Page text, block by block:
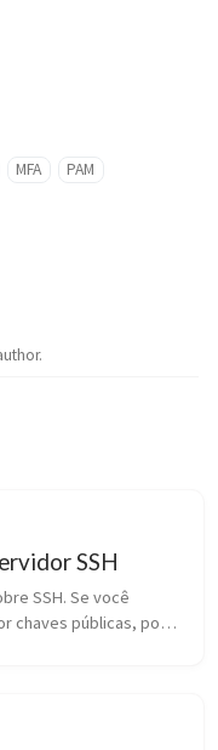
MFA
PAM
SSH
SSH. Se você
chaves públicas, pode